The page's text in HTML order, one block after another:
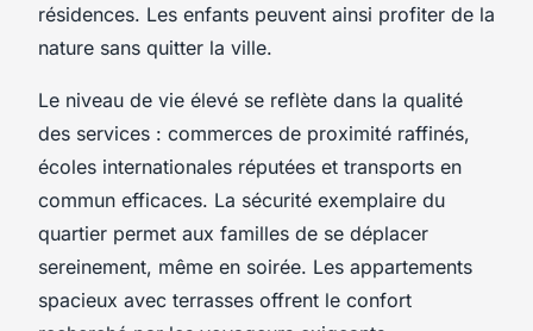
résidences. Les enfants peuvent ainsi profiter de la
nature sans quitter la ville.
Le niveau de vie élevé se reflète dans la qualité
des services : commerces de proximité raffinés,
écoles internationales réputées et transports en
commun efficaces. La sécurité exemplaire du
quartier permet aux familles de se déplacer
sereinement, même en soirée. Les appartements
spacieux avec terrasses offrent le confort